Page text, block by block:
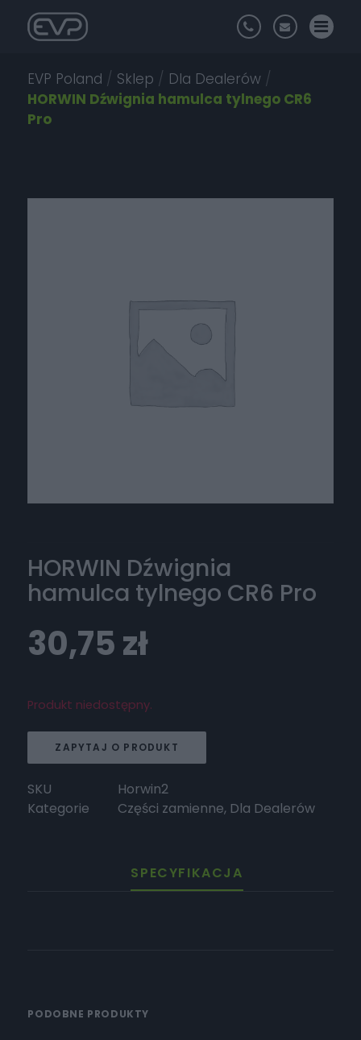
EVP Poland / Sklep / Dla Dealerów /
HORWIN Dźwignia hamulca tylnego CR6
Pro
HORWIN Dźwignia
hamulca tylnego CR6 Pro
30,75zł
Produkt niedostępny.
ZAPYTAJ O PRODUKT
SKU
Horwin2
Kategorie
Części zamienne, Dla Dealerów
SPECYFIKACJA
PODOBNE PRODUKTY